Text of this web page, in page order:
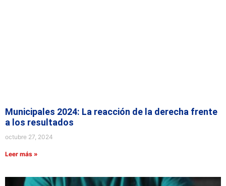
Municipales 2024: La reacción de la derecha frente
a los resultados
octubre 27, 2024
Leer más »